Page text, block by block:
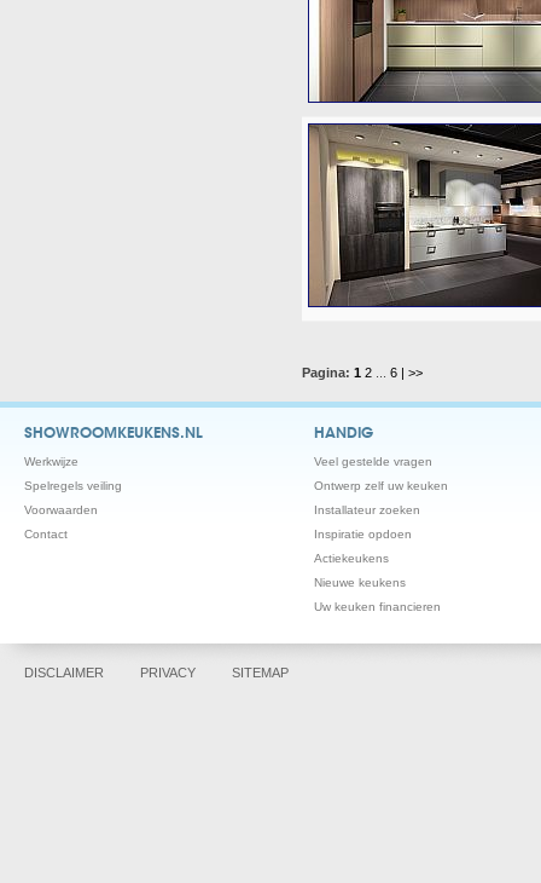
Pagina: 1 2 6 | >>
SHOWROOMKEUKENS.NL
Werkwijze
Spelregels veiling
Voorwaarden
Contact
HANDIG
Veel gestelde vragen
Ontwerp zelf uw keuken
Installateur zoeken
Inspiratie opdoen
Actiekeukens
Nieuwe keukens
Uw keuken financieren
DISCLAIMER PRIVACY SITEMAP